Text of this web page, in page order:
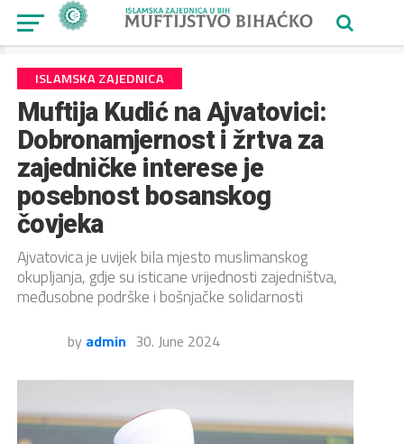
ISLAMSKA ZAJEDNICA
Muftija Kudić na Ajvatovici:
Dobronamjernost i žrtva za
zajedničke interese je
posebnost bosanskog
čovjeka
Ajvatovica je uvijek bila mjesto muslimanskog
okupljanja, gdje su isticane vrijednosti zajedništva,
međusobne podrške i bošnjačke solidarnosti
by admin 30. June 2024